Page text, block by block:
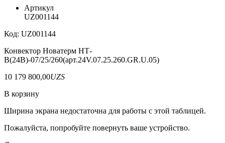
Артикул
UZ001144
Код: UZ001144
Конвектор Новатерм НТ-
В(24В)-07/25/260(арт.24V.07.25.260.GR.U.05)
10 179 800,00UZS
В корзину
Ширина экрана недостаточна для работы с этой таблицей.
Пожалуйста, попробуйте повернуть ваше устройство.